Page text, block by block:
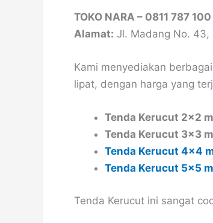
TOKO NARA – 0811 787 100
Alamat: Jl. Madang No. 43,
Kami menyediakan
lipat, dengan harga yang
Tenda Kerucut 2×2
Tenda Kerucut 3×3
Tenda Kerucut 4×4
Tenda Kerucut 5×5
Tenda Kerucut ini sangat